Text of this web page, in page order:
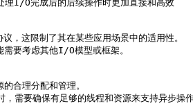
I/O完成后的后续操作时更加直接和高效
，这限制了其在某些应用场景中的适用性。
需要考虑其他I/O模型或框架。
合理分配和管理。
，需要确保有足够的线程和资源来支持异步操